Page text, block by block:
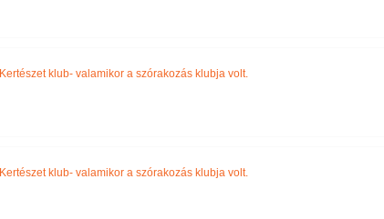
Kertészet klub- valamikor a szórakozás klubja volt.
Kertészet klub- valamikor a szórakozás klubja volt.